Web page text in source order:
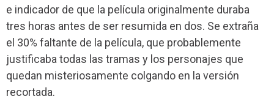
e indicador de que la película originalmente duraba
tres horas antes de ser resumida en dos. Se extraña
el 30% faltante de la película, que probablemente
justificaba todas las tramas y los personajes que
quedan misteriosamente colgando en la versión
recortada.